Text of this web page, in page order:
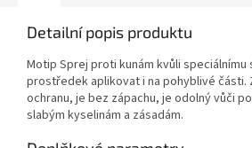
Detailní popis produktu
Motip Sprej proti kunám kvůli
prostředek aplikovat i na pohyblivé části.
ochranu, je bez zápachu, je odolný vůči
slabým kyselinám a zásadám.